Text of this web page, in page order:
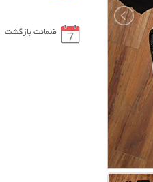
ضمانت بازگشت